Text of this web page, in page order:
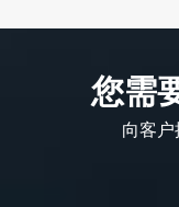
您需
向客